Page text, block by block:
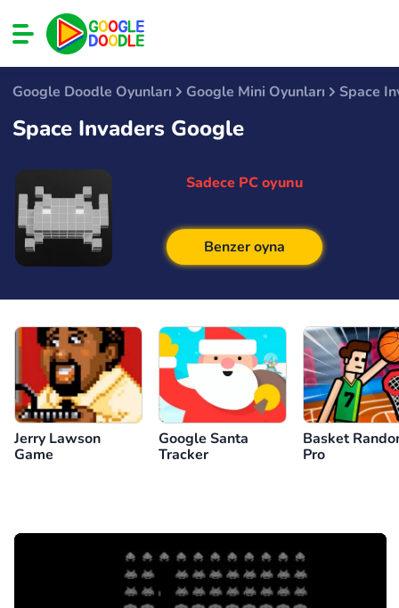
Google Doodle Oyunları Google Mini Oyunları Space
Space Invaders Google
Sadece PC oyunu
Benzer oyna
Jerry Lawson
Game
Google Santa
Tracker
Basket
Pro